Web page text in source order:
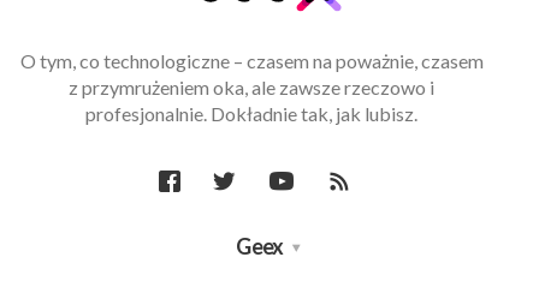
O tym, co technologiczne – czasem na poważnie, czasem
z przymrużeniem oka, ale zawsze rzeczowo i
profesjonalnie. Dokładnie tak, jak lubisz.
Geex